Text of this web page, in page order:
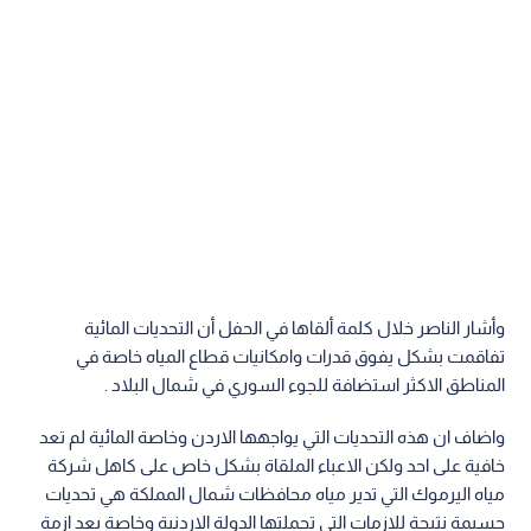
وأشار الناصر خلال كلمة ألقاها في الحفل أن التحديات المائية
تفاقمت بشكل يفوق قدرات وامكانيات قطاع المياه خاصة في
المناطق الاكثر استضافة للجوء السوري في شمال البلاد .
واضاف ان هذه التحديات التي يواجهها الاردن وخاصة المائية لم تعد
خافية على احد ولكن الاعباء الملقاة بشكل خاص على كاهل شركة
مياه اليرموك التي تدير مياه محافظات شمال المملكة هي تحديات
جسيمة نتيجة للازمات التي تحملتها الدولة الاردنية وخاصة بعد ازمة